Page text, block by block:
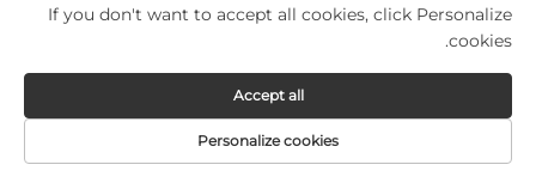
اتصل بنا
Copyright © CLW Special Truck Sales Co.,Ltd. All Rights
If you don't want to accept all cookies, click Personalize
cookies.
Personalize cookies
Accept all